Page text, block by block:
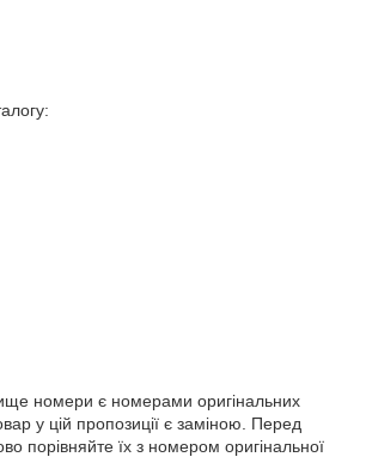
номери є номерами оригінальних
у цій пропозиції є заміною. Перед
порівняйте їх з номером оригінальної